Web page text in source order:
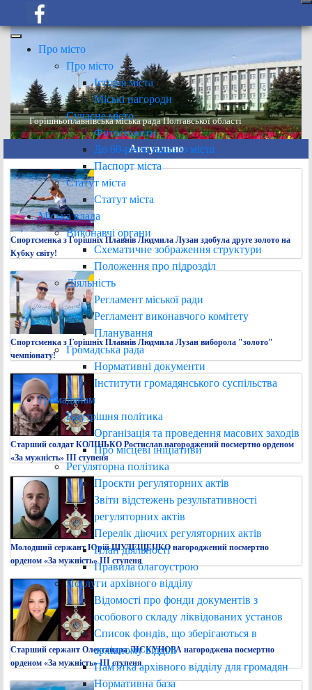
Про місто
Про місто
Історія міста
Міські нагороди
Сучасне місто
Фотосюжети
До 60-річчя нашого міста
Паспорт міста
Статут міста
Статут міста
Міська влада
Виконавчі органи
Схематичне зображення структури
Положення про підрозділ
Діяльність
Регламент міської ради
Регламент виконавчого комітету
Планування
Громадська рада
Нормативні документи
Інститути громадянського суспільства
Громадянам
Внутрішня політика
Організація та проведення масових заходів
Про місцеві ініціативи
Регуляторна політика
Проєкти регуляторних актів
Звіти відстежень результативності
регуляторних актів
Перелік діючих регуляторних актів
План діяльності
Правила благоустрою
Послуги архівного відділу
Відомості про фонди документів з
особового складу ліквідованих установ
Список фондів, що зберігаються в
архівному відділі
Пам'ятка архівного відділу для громадян
Нормативна база
Горішньоплавнівська міська рада Полтавської області
Актуально
Спортсменка з Горішніх Плавнів Людмила Лузан здобула друге золото на
Кубку світу!
Спортсменка з Горішніх Плавнів Людмила Лузан виборола "золото"
чемпіонату!
Старший солдат КОЛІНЬКО Ростислав нагороджений посмертно орденом
«За мужність» ІІІ ступеня
Молодший сержант Юрій ШУЛЕЩЕНКО нагороджений посмертно
орденом «За мужність» ІІІ ступеня
Старший сержант Олександра ЛІСКУНОВА нагороджена посмертно
орденом «За мужність» ІІІ ступеня